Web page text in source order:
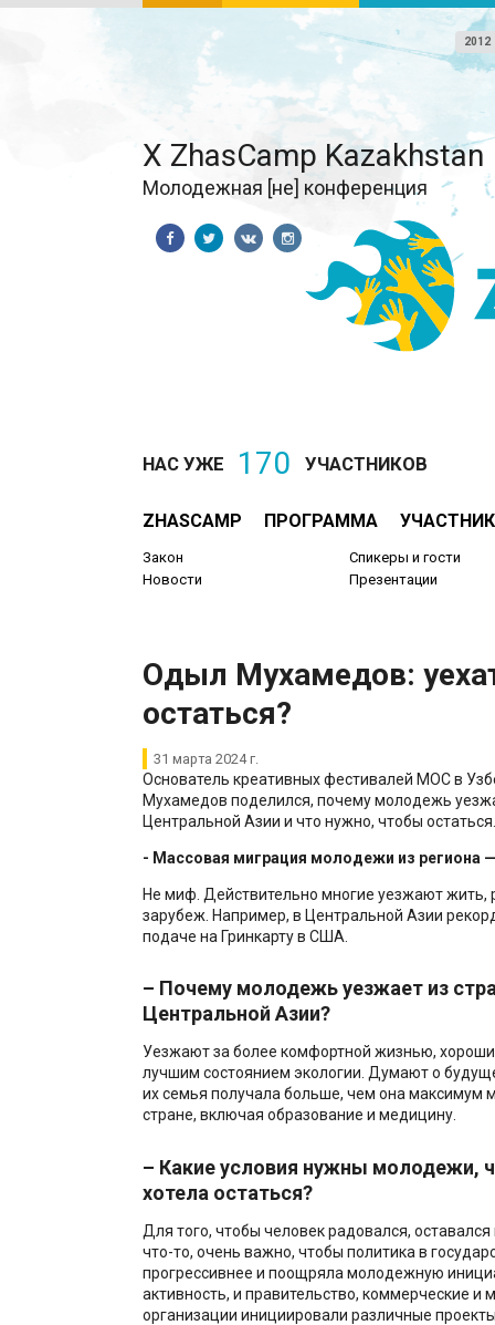
2012
X ZhasCamp Kazakhstan
Молодежная [не] конференция
НАС УЖЕ 170 УЧАСТНИКОВ
ZHASCAMP ПРОГРАММА
Закон
Новости
Спикеры и гости
Презентации
Одыл Мухамедов:
остаться?
31 марта 2024 г.
Основатель креативных фестивалей МОС в
Мухамедов поделился, почему молодежь
Центральной Азии и что нужно, чтобы остаться.
- Массовая миграция молодежи из региона
Не миф. Действительно многие уезжают жить,
зарубеж. Например, в Центральной Азии
подаче на Гринкарту в США.
– Почему молодежь уезжает из
Центральной Азии?
Уезжают за более комфортной жизнью,
лучшим состоянием экологии. Думают о
их семья получала больше, чем она максимум
стране, включая образование и медицину.
– Какие условия нужны молодежи,
хотела остаться?
Для того, чтобы человек радовался, оставался
что-то, очень важно, чтобы политика в
прогрессивнее и поощряла молодежную
активность, и правительство, коммерческие
организации инициировали различные